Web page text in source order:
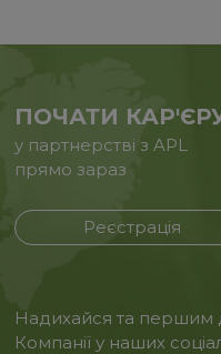
ПОЧАТИ
у партнерстві з APL
прямо зараз
Реєстрація
Надихайся та першим
Компанії у наших